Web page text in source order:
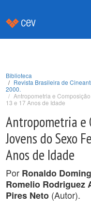
Biblioteca
Revista Brasileira de
2000.
Antropometria e
13 e 17 Anos de Idade
Antropometria e
Jovens do Sexo
Anos de Idade
Por Ronaldo
Romelio Rodriguez
Pires Neto (Autor).